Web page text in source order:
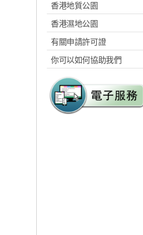
香港便覽
工作範圍
規則及相關法例
統計數字
遠足徑
遊客中心
最新消息
概述
指定的海岸公園及海岸保
護區
工作範圍
規則及相關法例
香港地質公園
香港濕地公園
有關申請許可證
郊野公園准許證
海岸公園准許證
你可以如何協助我們
報告及建議
郊野公園義工計劃